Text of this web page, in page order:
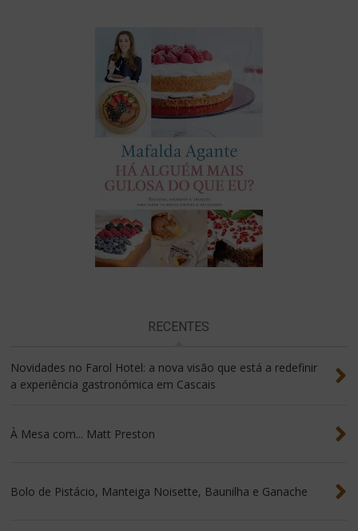
RECENTES
Novidades no Farol Hotel: a nova visão que está a redefinir
a experiência gastronómica em Cascais
À Mesa com... Matt Preston
Bolo de Pistácio, Manteiga Noisette, Baunilha e Ganache